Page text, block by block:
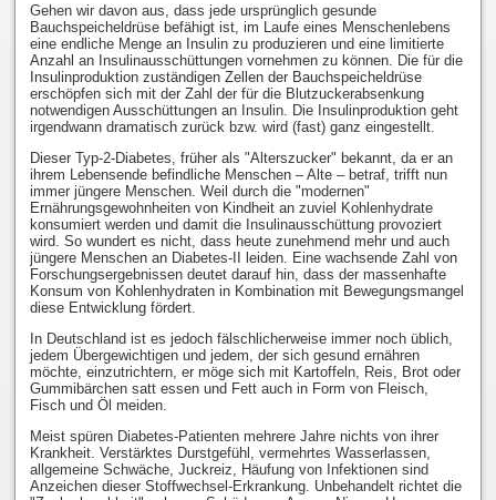
Gehen wir davon aus, dass jede ursprünglich gesunde
Bauchspeicheldrüse befähigt ist, im Laufe eines Menschenlebens
eine endliche Menge an Insulin zu produzieren und eine limitierte
Anzahl an Insulinausschüttungen vornehmen zu können. Die für die
Insulinproduktion zuständigen Zellen der Bauchspeicheldrüse
erschöpfen sich mit der Zahl der für die Blutzuckerabsenkung
notwendigen Ausschüttungen an Insulin. Die Insulinproduktion geht
irgendwann dramatisch zurück bzw. wird (fast) ganz eingestellt.
Dieser Typ-2-Diabetes, früher als "Alterszucker" bekannt, da er an
ihrem Lebensende befindliche Menschen – Alte – betraf, trifft nun
immer jüngere Menschen. Weil durch die "modernen"
Ernährungsgewohnheiten von Kindheit an zuviel Kohlenhydrate
konsumiert werden und damit die Insulinausschüttung provoziert
wird. So wundert es nicht, dass heute zunehmend mehr und auch
jüngere Menschen an Diabetes-II leiden. Eine wachsende Zahl von
Forschungsergebnissen deutet darauf hin, dass der massenhafte
Konsum von Kohlenhydraten in Kombination mit Bewegungsmangel
diese Entwicklung fördert.
In Deutschland ist es jedoch fälschlicherweise immer noch üblich,
jedem Übergewichtigen und jedem, der sich gesund ernähren
möchte, einzutrichtern, er möge sich mit Kartoffeln, Reis, Brot oder
Gummibärchen satt essen und Fett auch in Form von Fleisch,
Fisch und Öl meiden.
Meist spüren Diabetes-Patienten mehrere Jahre nichts von ihrer
Krankheit. Verstärktes Durstgefühl, vermehrtes Wasserlassen,
allgemeine Schwäche, Juckreiz, Häufung von Infektionen sind
Anzeichen dieser Stoffwechsel-Erkrankung. Unbehandelt richtet die